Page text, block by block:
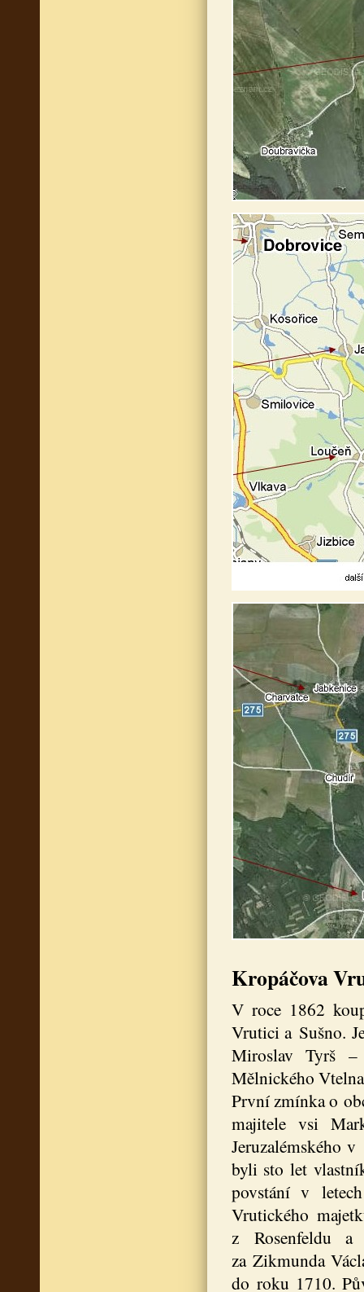
Kropáčova
V roce 1862
Vrutici a Sušno.
Miroslav Tyrš
Mělnického
První zmínka o
majitele vsi
Jeruzalémského
byli sto let
povstání v
Vrutického
z Rosenfeldu a
za Zikmunda
do roku 1710.